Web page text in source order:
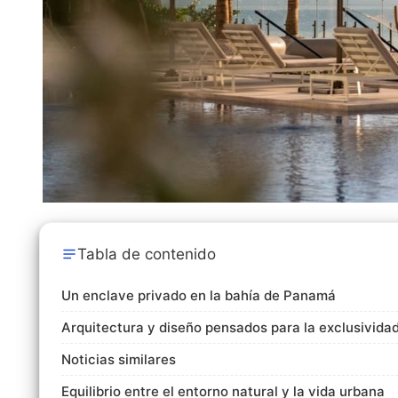
Tabla de contenido
Un enclave privado en la bahía de Panamá
Arquitectura y diseño pensados para la
Noticias similares
Equilibrio entre el entorno natural y la vida urbana